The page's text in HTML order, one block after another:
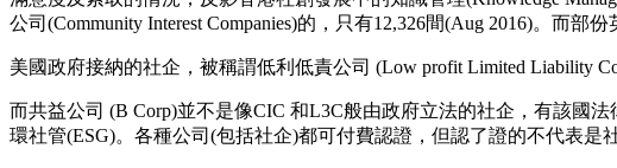
公司(Community Interest Companies)的，只有12,326間(Aug 2016)。而
美國政府接納的社企，被稱謂低利低責公司 (Low profit Limited Liability
而共益公司 (B Corp)並不是像CIC 和L3C般由政府立法的社企，有該國
環社管(ESG)。各種公司(包括社企)都可付費認證，但認了證的不代表是社